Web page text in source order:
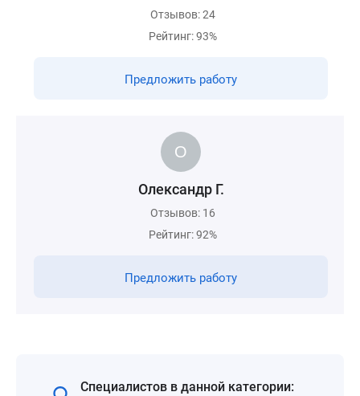
Отзывов: 24
Рейтинг: 93%
Предложить работу
Олександр Г.
Отзывов: 16
Рейтинг: 92%
Предложить работу
Специалистов в данной категории: